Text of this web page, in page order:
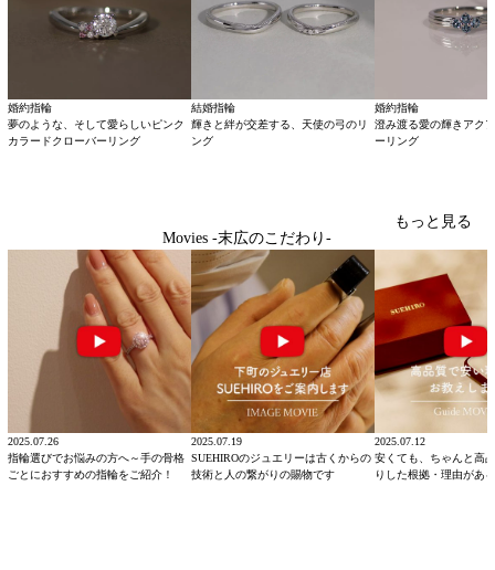
婚約指輪
夢のような、そして愛らしいピンク
カラードクローバーリング
結婚指輪
輝きと絆が交差する、天使の弓のリ
ング
婚約指輪
澄み渡る愛の輝きアク
ーリング
Movies -末広のこだわり-
もっと見る
2025.07.26
指輪選びでお悩みの方へ～手の骨格
ごとにおすすめの指輪をご紹介！
2025.07.19
SUEHIROのジュエリーは古くからの
技術と人の繋がりの賜物です
2025.07.12
安くても、ちゃんと高
りした根拠・理由があ